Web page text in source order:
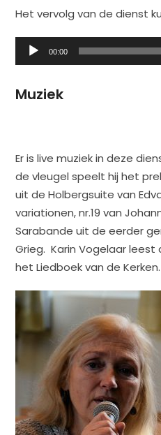
Het vervolg van de dienst
Audiospeler
00:00
Muziek
Er is live muziek in deze
de vleugel speelt hij het
uit de Holbergsuite van
variationen, nr.19 van
Sarabande uit de eerder
Grieg. Karin Vogelaar leest
het Liedboek van de Kerken.